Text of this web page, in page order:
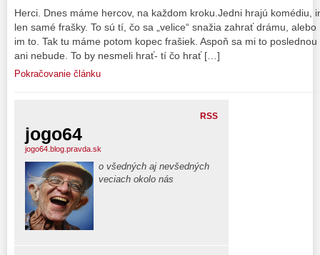
Herci. Dnes máme hercov, na každom kroku.Jedni hrajú komédiu,
len samé frašky. To sú tí, čo sa „velice“ snažia zahrať drámu,
im to. Tak tu máme potom kopec frašiek. Aspoň sa mi to
ani nebude. To by nesmeli hrať- tí čo hrať […]
Pokračovanie článku
RSS
jogo64
jogo64.blog.pravda.sk
o všedných aj nevšedných
veciach okolo nás